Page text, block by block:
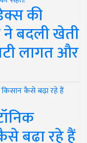
की
ने बदली खेती
लागत और
बढ़ा रहे हैं